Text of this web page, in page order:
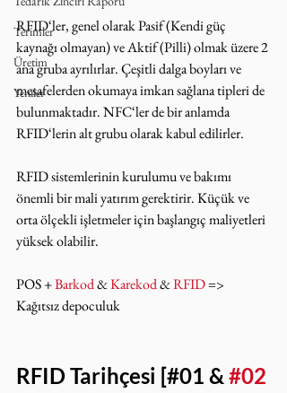
Terimler
Üretim
Yeniler
RFID‘ler, genel olarak Pasif (Kendi güç
kaynağı olmayan) ve Aktif (Pilli) olmak üzere 2
ana gruba ayrılırlar. Çeşitli dalga boyları ve
mesafelerden okumaya imkan sağlana tipleri de
bulunmaktadır. NFC‘ler de bir anlamda
RFID‘lerin alt grubu olarak kabul edilirler.
RFID sistemlerinin kurulumu ve bakımı
önemli bir mali yatırım gerektirir. Küçük ve
orta ölçekli işletmeler için başlangıç maliyetleri
yüksek olabilir.
POS + Barkod & Karekod & RFID =>
Kağıtsız depoculuk
RFID Tarihçesi [#01 & #02